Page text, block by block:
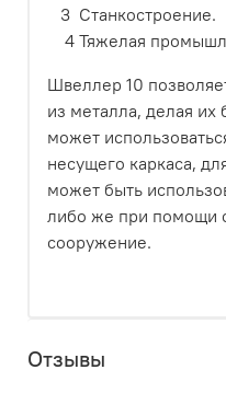
3 Станкостроение.
4 Тяжелая
Швеллер 10
из металла, делая
может
несущего каркаса,
может быть
либо же при помощи
сооружение.
Отзывы